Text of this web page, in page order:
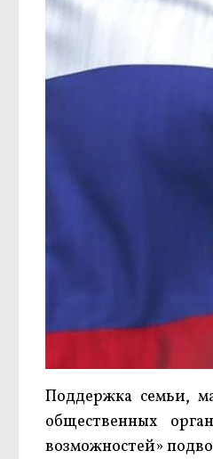
Поддержка семьи,
общественных
возможностей»